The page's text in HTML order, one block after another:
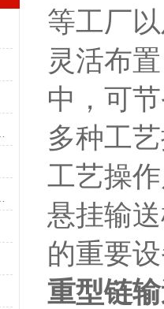
等工厂
灵活布
中，可
多种工
工艺操
悬挂输
的重要
重型链